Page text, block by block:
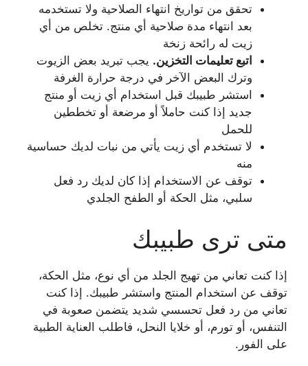
تحقق من تواريخ انتهاء الصلاحية ولا تستخدمه
بعد انتهاء مدة صلاحية أي منتج. تخلص من أي
زيت له رائحة زنخة
اتبع تعليمات التخزين. يجب تبريد بعض الزيوت
وترك البعض الآخر في درجة حرارة الغرفة
استشر طبيبك قبل استخدام أي زيت أو منتج
جديد إذا كنت حاملاً أو مرضعة أو تخططين
للحمل
لا تستخدم أي زيت يأتي من نبات لديك حساسية
منه
توقف عن الاستخدام إذا كان لديك رد فعل
سلبي، مثل الحكة أو الطفح الجلدي
متى ترى طبيبك
إذا كنت تعاني من تهيج الجلد من أي نوع، مثل الحكة،
توقف عن استخدام المنتج واستشر طبيبك. إذا كنت
تعاني من رد فعل تحسسي شديد يتضمن صعوبة في
التنفس، أو تورم، أو خلايا النحل، فاطلب العناية الطبية
على الفور.